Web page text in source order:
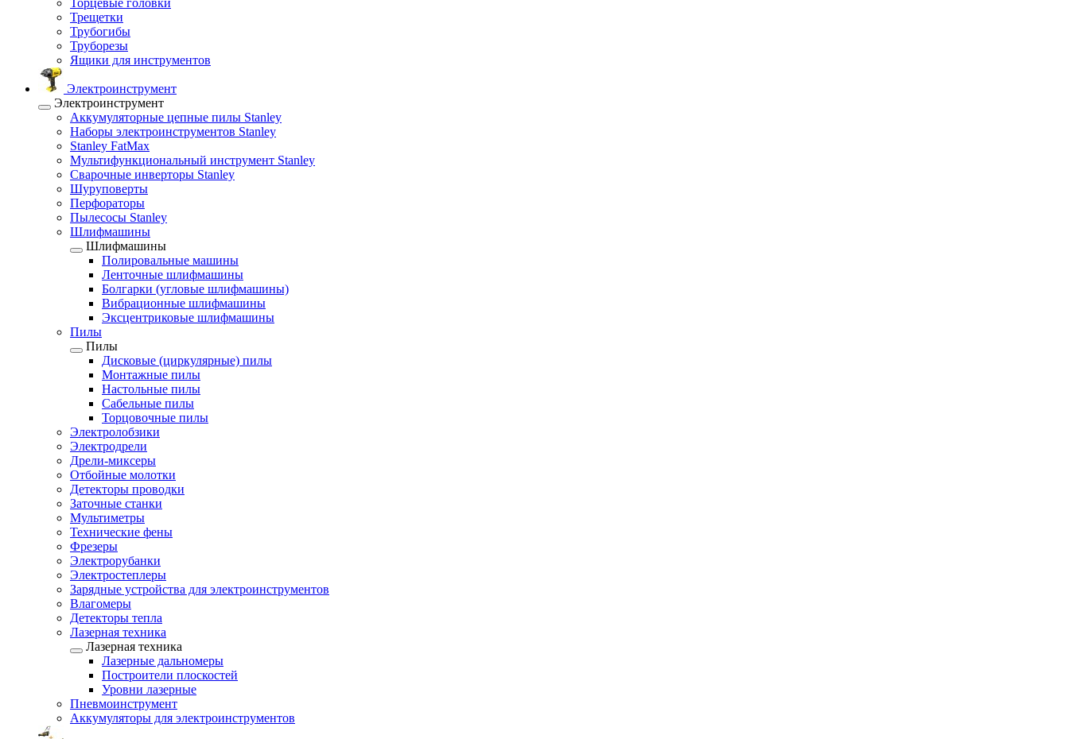
Торцевые головки
Трещетки
Трубогибы
Труборезы
Ящики для инструментов
Электроинструмент
Электроинструмент
Аккумуляторные цепные пилы Stanley
Наборы электроинструментов Stanley
Stanley FatMax
Мультифункциональный инструмент Stanley
Сварочные инверторы Stanley
Шуруповерты
Перфораторы
Пылесосы Stanley
Шлифмашины
Шлифмашины
Полировальные машины
Ленточные шлифмашины
Болгарки (угловые шлифмашины)
Вибрационные шлифмашины
Эксцентриковые шлифмашины
Пилы
Пилы
Дисковые (циркулярные) пилы
Монтажные пилы
Настольные пилы
Сабельные пилы
Торцовочные пилы
Электролобзики
Электродрели
Дрели-миксеры
Отбойные молотки
Детекторы проводки
Заточные станки
Мультиметры
Технические фены
Фрезеры
Электрорубанки
Электростеплеры
Зарядные устройства для электроинструментов
Влагомеры
Детекторы тепла
Лазерная техника
Лазерная техника
Лазерные дальномеры
Построители плоскостей
Уровни лазерные
Пневмоинструмент
Аккумуляторы для электроинструментов